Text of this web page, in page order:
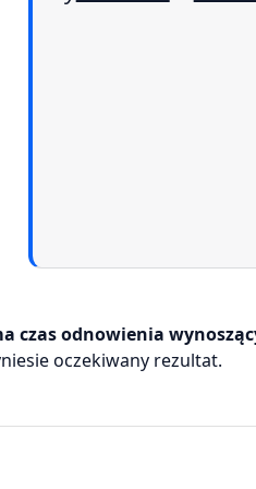
czas odnowienia
oczekiwany rezultat.